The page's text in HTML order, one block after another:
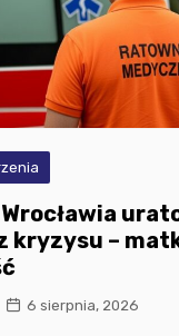
kryzysu –
6 sierpnia, 2026